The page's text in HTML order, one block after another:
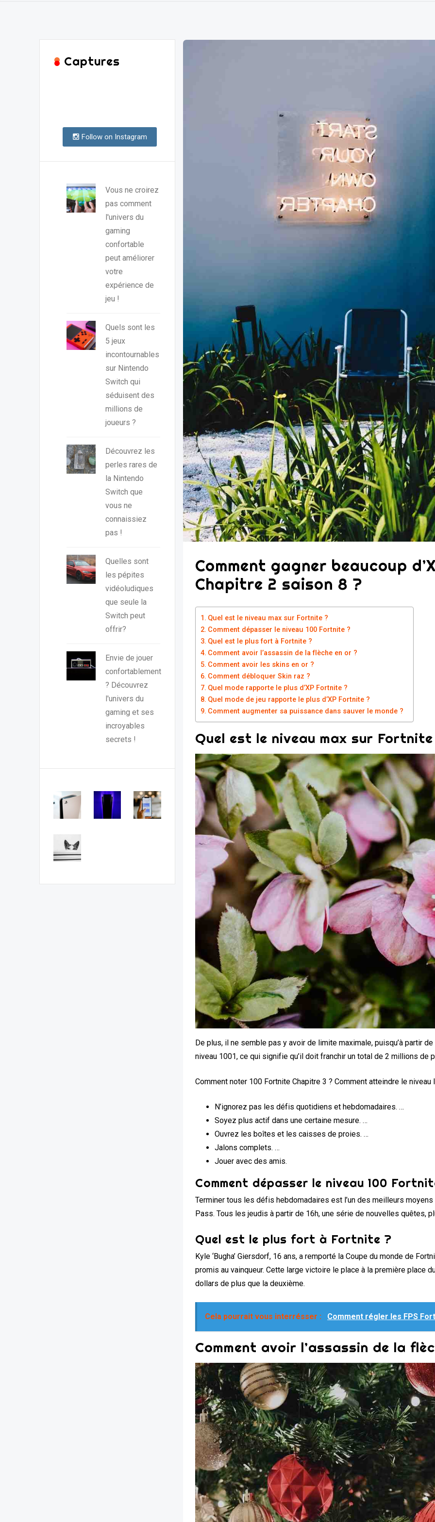
Comment gagner beaucoup
Chapitre 2 saison 8 ?
Quel est le niveau max sur Fortnite ?
Comment dépasser le niveau 100 Fortnite ?
Quel est le plus fort à Fortnite ?
Comment avoir l’assassin de la flèche en or ?
Comment avoir les skins en or ?
Comment débloquer Skin raz ?
Quel mode rapporte le plus d’XP Fortnite ?
Quel mode de jeu rapporte le plus d’XP Fortnite ?
Comment augmenter sa puissance dans sauver le monde ?
Quel est le niveau max sur
De plus, il ne semble pas y avoir de limite maximale, puisqu’à partir
niveau 1001, ce qui signifie qu’il doit franchir un total de 2 millions de
Comment noter 100 Fortnite Chapitre 3 ? Comment atteindre le
N’ignorez pas les défis quotidiens et hebdomadaires. …
Soyez plus actif dans une certaine mesure. …
Ouvrez les boîtes et les caisses de proies. …
Jalons complets. …
Jouer avec des amis.
Comment dépasser le niveau 100
Terminer tous les défis hebdomadaires est l’un des meilleurs
Pass. Tous les jeudis à partir de 16h, une série de nouvelles quêtes,
Quel est le plus fort à Fortnite ?
Kyle ‘Bugha’ Giersdorf, 16 ans, a remporté la Coupe du monde de
promis au vainqueur. Cette large victoire le place à la première place
dollars de plus que la deuxième.
Cela pourrait vous interrésser : Comment régler les FPS
Comment avoir l’assassin de la
Captures
Follow on Instagram
Vous ne croirez
pas comment
l'univers du
gaming
confortable
peut améliorer
votre
expérience de
jeu !
Quels sont les
5 jeux
incontournables
sur Nintendo
Switch qui
séduisent des
millions de
joueurs ?
Découvrez les
perles rares de
la Nintendo
Switch que
vous ne
connaissiez
pas !
Quelles sont
les pépites
vidéoludiques
que seule la
Switch peut
offrir?
Envie de jouer
confortablement
? Découvrez
l'univers du
gaming et ses
incroyables
secrets !